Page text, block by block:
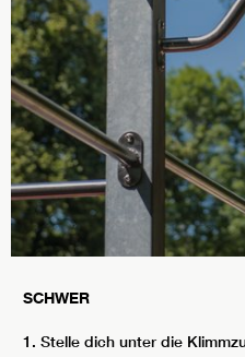
SCHWER
1. Stelle dich unter die